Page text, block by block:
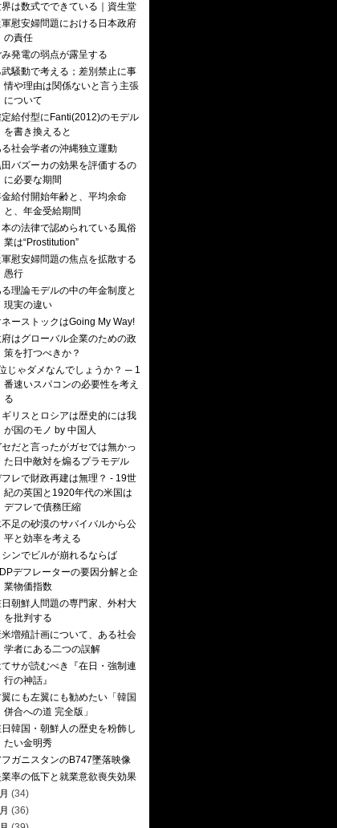
は数式でできている｜資生堂
慰安婦問題における日本政府
の責任
み発電の弱点が露呈する
騒動で考える；差別禁止に事
情や理由は関係ないと言う主張
について
定給付型にFanti(2012)のモデル
を書き換えると
社会学者の沖縄独立運動
バズーカの効果を評価するの
に必要な期間
給付開始年齢と、平均余命
と、年金受給期間
本の法律で認められている風俗
業は“Prostitution”
慰安婦問題の焦点を拡散する
愚行
理論モデルの中の年金制度と
現実の違い
ネーストックはGoing My Way!
はグローバル企業のための政
策を打つべきか？
じゃダメなんでしょうか？ ─ 1
番速いスパコンの必要性を考え
る
ギリスとロシアは歴史的には我
が国のモノ by 中国人
セだと言ったがガセでは無かっ
た日中敵対を煽るプラモデル
レで財政再建は無理？ - 19世
紀の英国と1920年代の米国は
デフレで債務圧縮
足の砂漠のサバイバルから公
平と効率を考える
シンでビルが崩れるならば
デフレーターの要因分解と企
業物価指数
朝鮮人問題の専門家、外村大
を批判する
米増殖計画について、ある社会
学者にある二つの誤解
サが読むべき『在日・強制連
行の神話』
にも左翼にも勧めたい「韓国
併合への道 完全版」
韓国・朝鮮人の歴史を粉飾し
たい金明秀
フガニスタンのB747墜落映像
業率の低下と就業意欲喪失効果
(34)
(36)